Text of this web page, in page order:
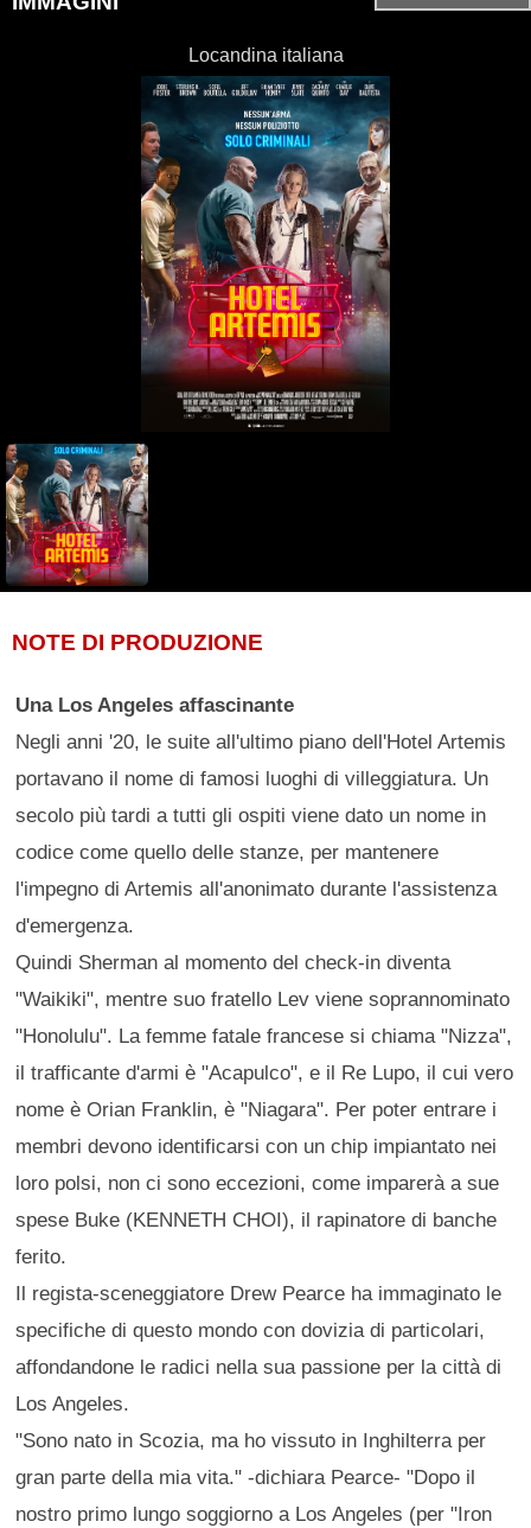
Locandina italiana
NOTE DI PRODUZIONE
Una Los Angeles affascinante
Negli anni '20, le suite all'ultimo piano dell'Hotel Artemis
portavano il nome di famosi luoghi di villeggiatura. Un
secolo più tardi a tutti gli ospiti viene dato un nome in
codice come quello delle stanze, per mantenere
l'impegno di Artemis all'anonimato durante l'assistenza
d'emergenza.
Quindi Sherman al momento del check-in diventa
"Waikiki", mentre suo fratello Lev viene soprannominato
"Honolulu". La femme fatale francese si chiama "Nizza",
il trafficante d'armi è "Acapulco", e il Re Lupo, il cui vero
nome è Orian Franklin, è "Niagara". Per poter entrare i
membri devono identificarsi con un chip impiantato nei
loro polsi, non ci sono eccezioni, come imparerà a sue
spese Buke (KENNETH CHOI), il rapinatore di banche
ferito.
Il regista-sceneggiatore Drew Pearce ha immaginato le
specifiche di questo mondo con dovizia di particolari,
affondandone le radici nella sua passione per la città di
Los Angeles.
"Sono nato in Scozia, ma ho vissuto in Inghilterra per
gran parte della mia vita." -dichiara Pearce- "Dopo il
nostro primo lungo soggiorno a Los Angeles (per "Iron